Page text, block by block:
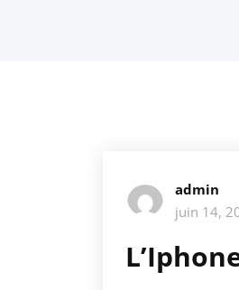
admin
juin 14,